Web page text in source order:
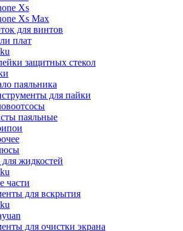
Xs
Xs Max
для винтов
плат
защитных стекол
паяльника
для пайки
паяльные
жидкостей
части
для вскрытия
для очистки экрана